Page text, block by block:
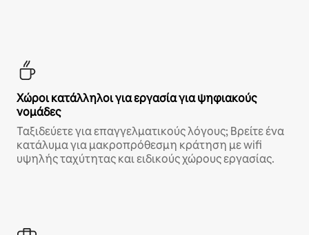
Χώροι κατάλληλοι για εργασία για ψηφιακούς
νομάδες
Ταξιδεύετε για επαγγελματικούς λόγους; Βρείτε ένα
κατάλυμα για μακροπρόθεσμη κράτηση με wifi
υψηλής ταχύτητας και ειδικούς χώρους εργασίας.